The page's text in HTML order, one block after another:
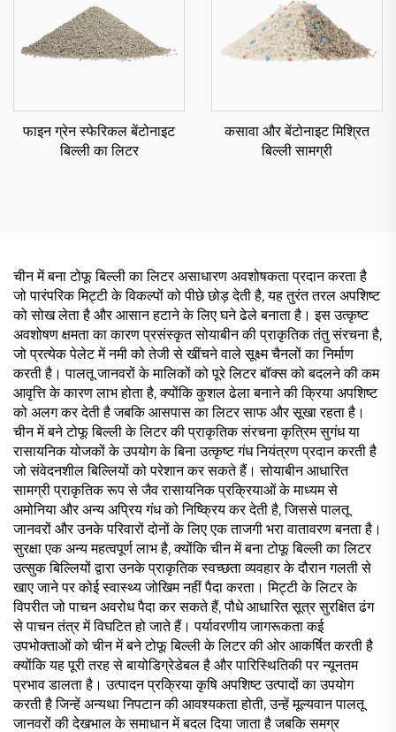
फाइन ग्रेन स्फेरिकल बेंटोनाइट
बिल्ली का लिटर
कसावा और बेंटोनाइट मिश्रित
बिल्ली सामग्री
चीन में बना टोफू बिल्ली का लिटर असाधारण अवशोषकता प्रदान करता है
जो पारंपरिक मिट्टी के विकल्पों को पीछे छोड़ देती है, यह तुरंत तरल अपशिष्ट
को सोख लेता है और आसान हटाने के लिए घने ढेले बनाता है। इस उत्कृष्ट
अवशोषण क्षमता का कारण प्रसंस्कृत सोयाबीन की प्राकृतिक तंतु संरचना है,
जो प्रत्येक पेलेट में नमी को तेजी से खींचने वाले सूक्ष्म चैनलों का निर्माण
करती है। पालतू जानवरों के मालिकों को पूरे लिटर बॉक्स को बदलने की कम
आवृत्ति के कारण लाभ होता है, क्योंकि कुशल ढेला बनाने की क्रिया अपशिष्ट
को अलग कर देती है जबकि आसपास का लिटर साफ और सूखा रहता है।
चीन में बने टोफू बिल्ली के लिटर की प्राकृतिक संरचना कृत्रिम सुगंध या
रासायनिक योजकों के उपयोग के बिना उत्कृष्ट गंध नियंत्रण प्रदान करती है
जो संवेदनशील बिल्लियों को परेशान कर सकते हैं। सोयाबीन आधारित
सामग्री प्राकृतिक रूप से जैव रासायनिक प्रक्रियाओं के माध्यम से
अमोनिया और अन्य अप्रिय गंध को निष्क्रिय कर देती है, जिससे पालतू
जानवरों और उनके परिवारों दोनों के लिए एक ताजगी भरा वातावरण बनता है।
सुरक्षा एक अन्य महत्वपूर्ण लाभ है, क्योंकि चीन में बना टोफू बिल्ली का लिटर
उत्सुक बिल्लियों द्वारा उनके प्राकृतिक स्वच्छता व्यवहार के दौरान गलती से
खाए जाने पर कोई स्वास्थ्य जोखिम नहीं पैदा करता। मिट्टी के लिटर के
विपरीत जो पाचन अवरोध पैदा कर सकते हैं, पौधे आधारित सूत्र सुरक्षित ढंग
से पाचन तंत्र में विघटित हो जाते हैं। पर्यावरणीय जागरूकता कई
उपभोक्ताओं को चीन में बने टोफू बिल्ली के लिटर की ओर आकर्षित करती है
क्योंकि यह पूरी तरह से बायोडिग्रेडेबल है और पारिस्थितिकी पर न्यूनतम
प्रभाव डालता है। उत्पादन प्रक्रिया कृषि अपशिष्ट उत्पादों का उपयोग
करती है जिन्हें अन्यथा निपटान की आवश्यकता होती, उन्हें मूल्यवान पालतू
जानवरों की देखभाल के समाधान में बदल दिया जाता है जबकि समग्र